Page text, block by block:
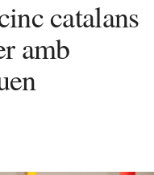
catalans
amb